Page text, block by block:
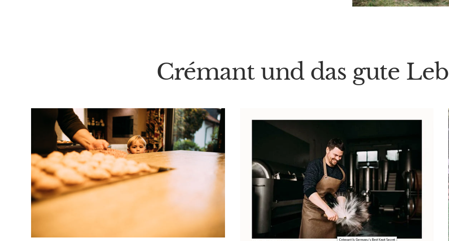
Crémant und das gute